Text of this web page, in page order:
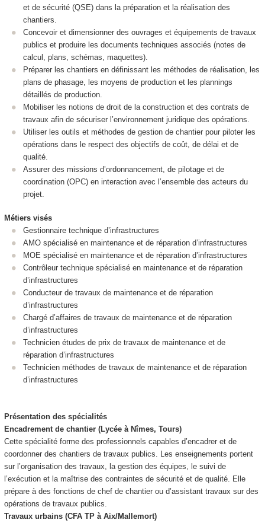
et de sécurité (QSE) dans la préparation et la réalisation des
chantiers.
Concevoir et dimensionner des ouvrages et équipements de travaux
publics et produire les documents techniques associés (notes de
calcul, plans, schémas, maquettes).
Préparer les chantiers en définissant les méthodes de réalisation, les
plans de phasage, les moyens de production et les plannings
détaillés de production.
Mobiliser les notions de droit de la construction et des contrats de
travaux afin de sécuriser l’environnement juridique des opérations.
Utiliser les outils et méthodes de gestion de chantier pour piloter les
opérations dans le respect des objectifs de coût, de délai et de
qualité.
Assurer des missions d’ordonnancement, de pilotage et de
coordination (OPC) en interaction avec l’ensemble des acteurs du
projet.
Métiers visés
Gestionnaire technique d’infrastructures
AMO spécialisé en maintenance et de réparation d’infrastructures
MOE spécialisé en maintenance et de réparation d’infrastructures
Contrôleur technique spécialisé en maintenance et de réparation
d’infrastructures
Conducteur de travaux de maintenance et de réparation
d’infrastructures
Chargé d’affaires de travaux de maintenance et de réparation
d’infrastructures
Technicien études de prix de travaux de maintenance et de
réparation d’infrastructures
Technicien méthodes de travaux de maintenance et de réparation
d’infrastructures
Présentation des spécialités
Encadrement de chantier (Lycée à Nîmes, Tours)
Cette spécialité forme des professionnels capables d’encadrer et de
coordonner des chantiers de travaux publics. Les enseignements portent
sur l’organisation des travaux, la gestion des équipes, le suivi de
l’exécution et la maîtrise des contraintes de sécurité et de qualité. Elle
prépare à des fonctions de chef de chantier ou d’assistant travaux sur des
opérations de travaux publics.
Travaux urbains (CFA TP à Aix/Mallemort)